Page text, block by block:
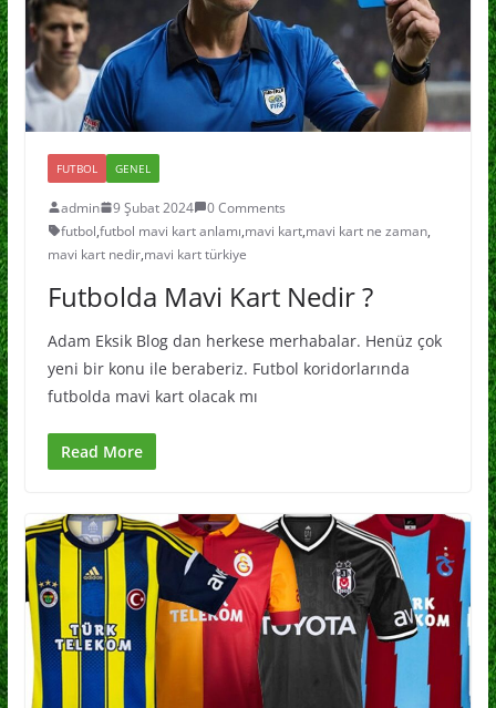
FUTBOL GENEL
admin 9 Şubat 2024
0 Comments
futbol,futbol mavi kart anlamı,mavi kart,mavi kart ne zaman,
mavi kart nedir,mavi kart türkiye
Futbolda Mavi Kart Nedir ?
Adam Eksik Blog dan herkese merhabalar. Henüz çok
yeni bir konu ile beraberiz. Futbol koridorlarında
futbolda mavi kart olacak mı
Read More